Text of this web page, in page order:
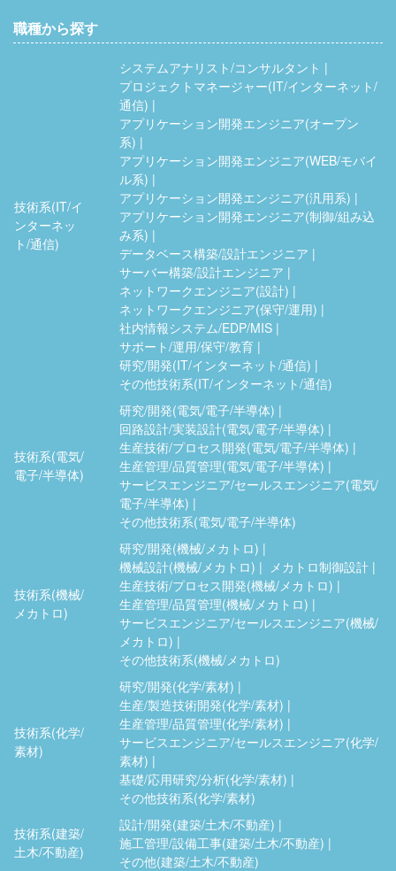
職種から探す
技術系(IT/イ
ンターネッ
ト/通信)
システムアナリスト/コンサルタント
プロジェクトマネージャー(IT/インターネット/
通信)
アプリケーション開発エンジニア(オープン
系)
アプリケーション開発エンジニア(WEB/モバイ
ル系)
アプリケーション開発エンジニア(汎用系)
アプリケーション開発エンジニア(制御/組み込
み系)
データベース構築/設計エンジニア
サーバー構築/設計エンジニア
ネットワークエンジニア(設計)
ネットワークエンジニア(保守/運用)
社内情報システム/EDP/MIS
サポート/運用/保守/教育
研究/開発(IT/インターネット/通信)
その他技術系(IT/インターネット/通信)
技術系(電気/
電子/半導体)
研究/開発(電気/電子/半導体)
回路設計/実装設計(電気/電子/半導体)
生産技術/プロセス開発(電気/電子/半導体)
生産管理/品質管理(電気/電子/半導体)
サービスエンジニア/セールスエンジニア(電気/
電子/半導体)
その他技術系(電気/電子/半導体)
技術系(機械/
メカトロ)
研究/開発(機械/メカトロ)
機械設計(機械/メカトロ)
メカトロ制御設計
生産技術/プロセス開発(機械/メカトロ)
生産管理/品質管理(機械/メカトロ)
サービスエンジニア/セールスエンジニア(機械/
メカトロ)
その他技術系(機械/メカトロ)
技術系(化学/
素材)
研究/開発(化学/素材)
生産/製造技術開発(化学/素材)
生産管理/品質管理(化学/素材)
サービスエンジニア/セールスエンジニア(化学/
素材)
基礎/応用研究/分析(化学/素材)
その他技術系(化学/素材)
技術系(建築/
土木/不動産)
設計/開発(建築/土木/不動産)
施工管理/設備工事(建築/土木/不動産)
その他(建築/土木/不動産)